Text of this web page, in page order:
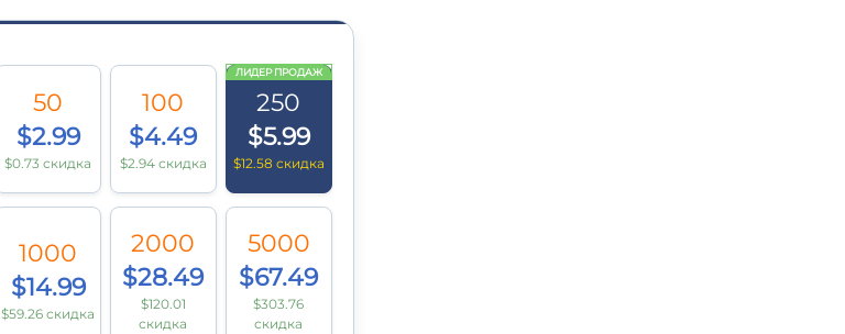
50
$2.99
$0.73 скидка
100
$4.49
$2.94 скидка
ЛИДЕР ПРОДАЖ
250
$5.99
$12.58 скидка
1000
$14.99
$59.26 скидка
2000
$28.49
$120.01
скидка
5000
$67.49
$303.76
скидка